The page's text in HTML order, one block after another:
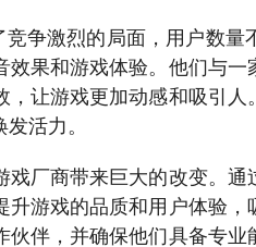
争激烈的局面，用户数
果和游戏体验。他们与
让游戏更加动感和吸引
活力。
厂商带来巨大的改变。
游戏的品质和用户体验
伴，并确保他们具备专